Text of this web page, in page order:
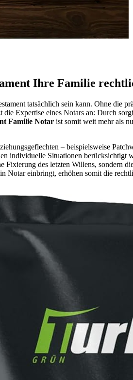
Ihre Familie
tatsächlich sein kann. Ohne die
Expertise eines Notars an: Durch
Familie Notar ist somit weit mehr als
– beispielsweise
individuelle Situationen
des letzten Willens, sondern
Notar einbringt, erhöhen somit die